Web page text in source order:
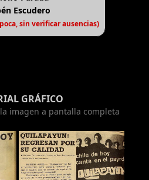
Escudero
sin verificar ausencias)
GRÁFICO
imagen a pantalla completa